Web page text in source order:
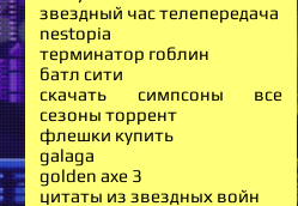
звездный час телепередача
nestopia
терминатор гоблин
батл сити
скачать симпсоны все
сезоны торрент
флешки купить
galaga
golden axe 3
цитаты из звездных войн